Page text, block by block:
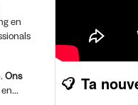
en
Ons
Ta